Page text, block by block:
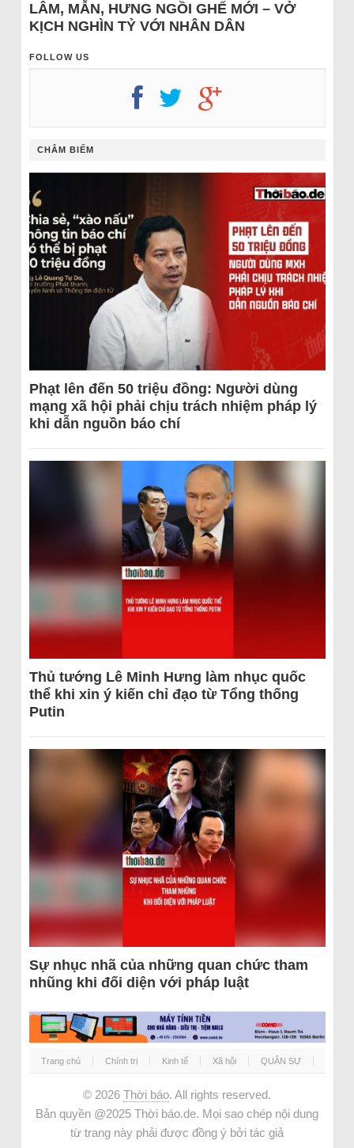
LÂM, MẪN, HƯNG NGỒI GHẾ MỚI – VỞ
KỊCH NGHÌN TỶ VỚI NHÂN DÂN
FOLLOW US
CHÂM BIẾM
Phạt lên đến 50 triệu đồng: Người dùng
mạng xã hội phải chịu trách nhiệm pháp lý
khi dẫn nguồn báo chí
Thủ tướng Lê Minh Hưng làm nhục quốc
thể khi xin ý kiến chỉ đạo từ Tổng thống
Putin
Sự nhục nhã của những quan chức tham
nhũng khi đối diện với pháp luật
Trang chủ Chính trị Kinh tế Xã hội QUÂN SỰ
© 2026 Thời báo. All rights reserved.
Bản quyền @2025 Thời báo.de. Mọi sao chép nội dung
từ trang này phải được đồng ý bởi tác giả